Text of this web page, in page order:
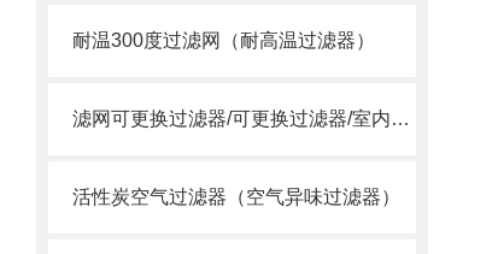
耐温300度过滤网（耐高温过滤器）
滤网可更换过滤器/可更换过滤器/室内过滤器
活性炭空气过滤器（空气异味过滤器）